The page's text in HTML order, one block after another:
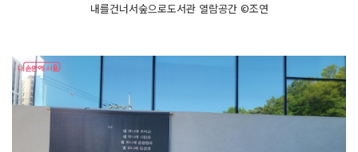
내를건너서숲으로도서관 열람공간 ©조연